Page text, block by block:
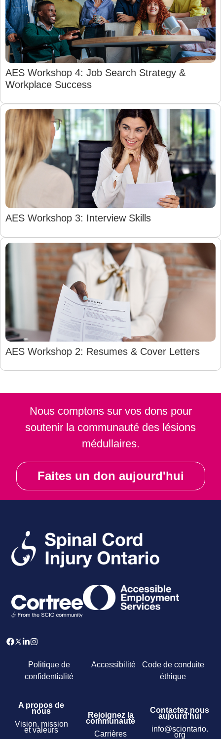
AES Workshop 4: Job Search Strategy &
Workplace Success
AES Workshop 3: Interview Skills
AES Workshop 2: Resumes & Cover Letters
Nous comptons sur vos dons pour
soutenir la communauté des lésions
médullaires.
Faites un don aujourd'hui
Politique de
confidentialité
Accessibilité
Code de conduite
éthique
A propos de
nous
Vision, mission
et valeurs
Rejoignez la
communauté
Carrières
Contactez nous
aujourd’hui
info@sciontario.
org